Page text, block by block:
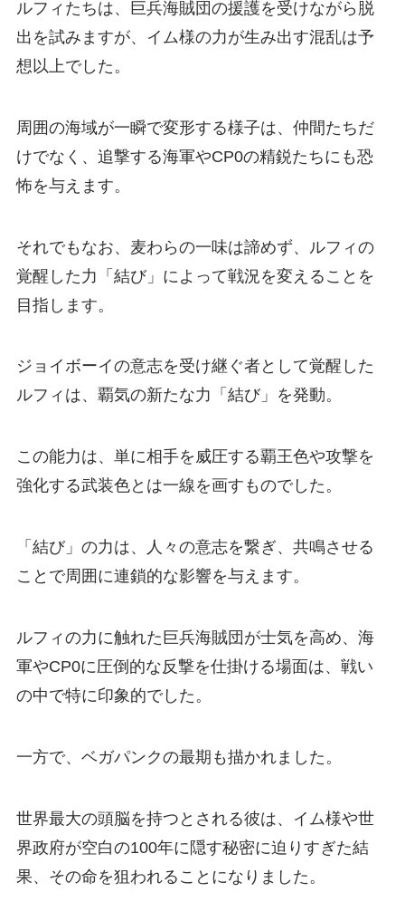
ルフィたちは、巨兵海賊団の援護を受けながら脱
出を試みますが、イム様の力が生み出す混乱は予
想以上でした。
周囲の海域が一瞬で変形する様子は、仲間たちだ
けでなく、追撃する海軍やCP0の精鋭たちにも恐
怖を与えます。
それでもなお、麦わらの一味は諦めず、ルフィの
覚醒した力「結び」によって戦況を変えることを
目指します。
ジョイボーイの意志を受け継ぐ者として覚醒した
ルフィは、覇気の新たな力「結び」を発動。
この能力は、単に相手を威圧する覇王色や攻撃を
強化する武装色とは一線を画すものでした。
「結び」の力は、人々の意志を繋ぎ、共鳴させる
ことで周囲に連鎖的な影響を与えます。
ルフィの力に触れた巨兵海賊団が士気を高め、海
軍やCP0に圧倒的な反撃を仕掛ける場面は、戦い
の中で特に印象的でした。
一方で、ベガパンクの最期も描かれました。
世界最大の頭脳を持つとされる彼は、イム様や世
界政府が空白の100年に隠す秘密に迫りすぎた結
果、その命を狙われることになりました。